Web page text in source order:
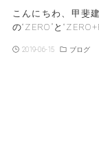
こんにちわ、甲斐
の“ZERO”と
2019-06-15 ブログ